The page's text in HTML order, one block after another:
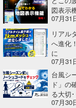
図表示
07月31
リアル
へ進化
に
07月31
台風シ
ド」の
る大切･
07月30
NOBUFUKU
大野”MAR”修聖
喜納海人
G◎Da
H
KID
KY